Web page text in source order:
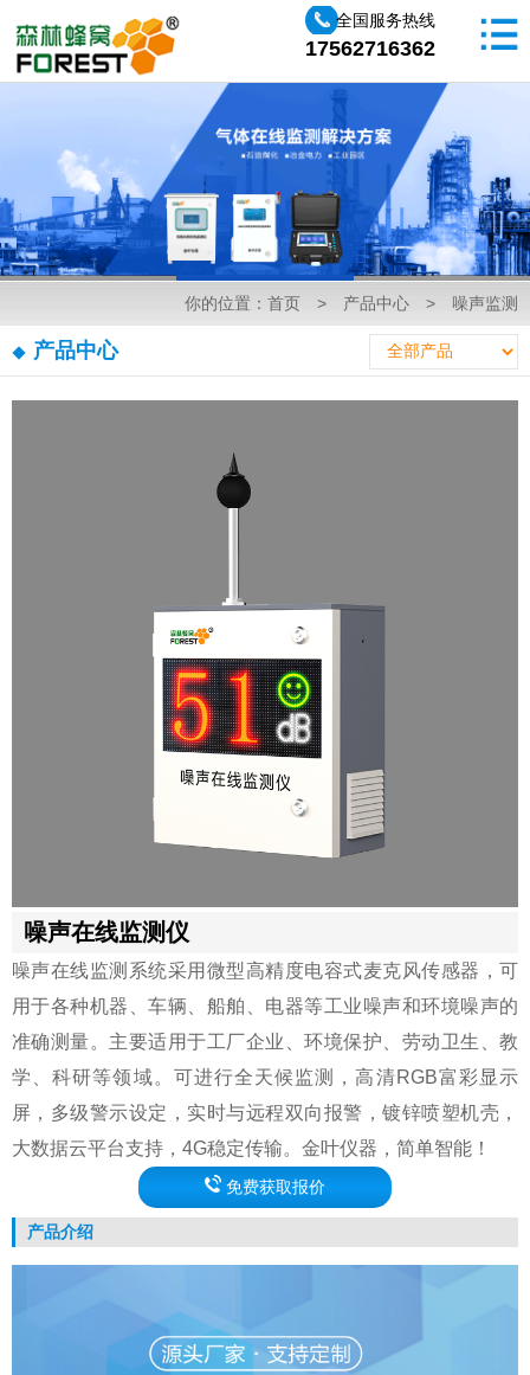
全国服务热线
17562716362
你的位置： 首页 > 产品中心 > 噪声监测
产品中心
噪声在线监测仪
噪声在线监测系统采用微型高精度电容式麦克风传感器，可
用于各种机器、车辆、船舶、电器等工业噪声和环境噪声的
准确测量。主要适用于工厂企业、环境保护、劳动卫生、教
学、科研等领域。可进行全天候监测，高清RGB富彩显示
屏，多级警示设定，实时与远程双向报警，镀锌喷塑机壳，
大数据云平台支持，4G稳定传输。金叶仪器，简单智能！
免费获取报价
产品介绍